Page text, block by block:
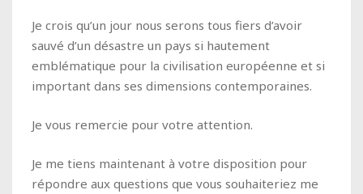
Je crois qu’un jour nous serons tous fiers d’avoir
sauvé d’un désastre un pays si hautement
emblématique pour la civilisation européenne et si
important dans ses dimensions contemporaines.
Je vous remercie pour votre attention.
Je me tiens maintenant à votre disposition pour
répondre aux questions que vous souhaiteriez me